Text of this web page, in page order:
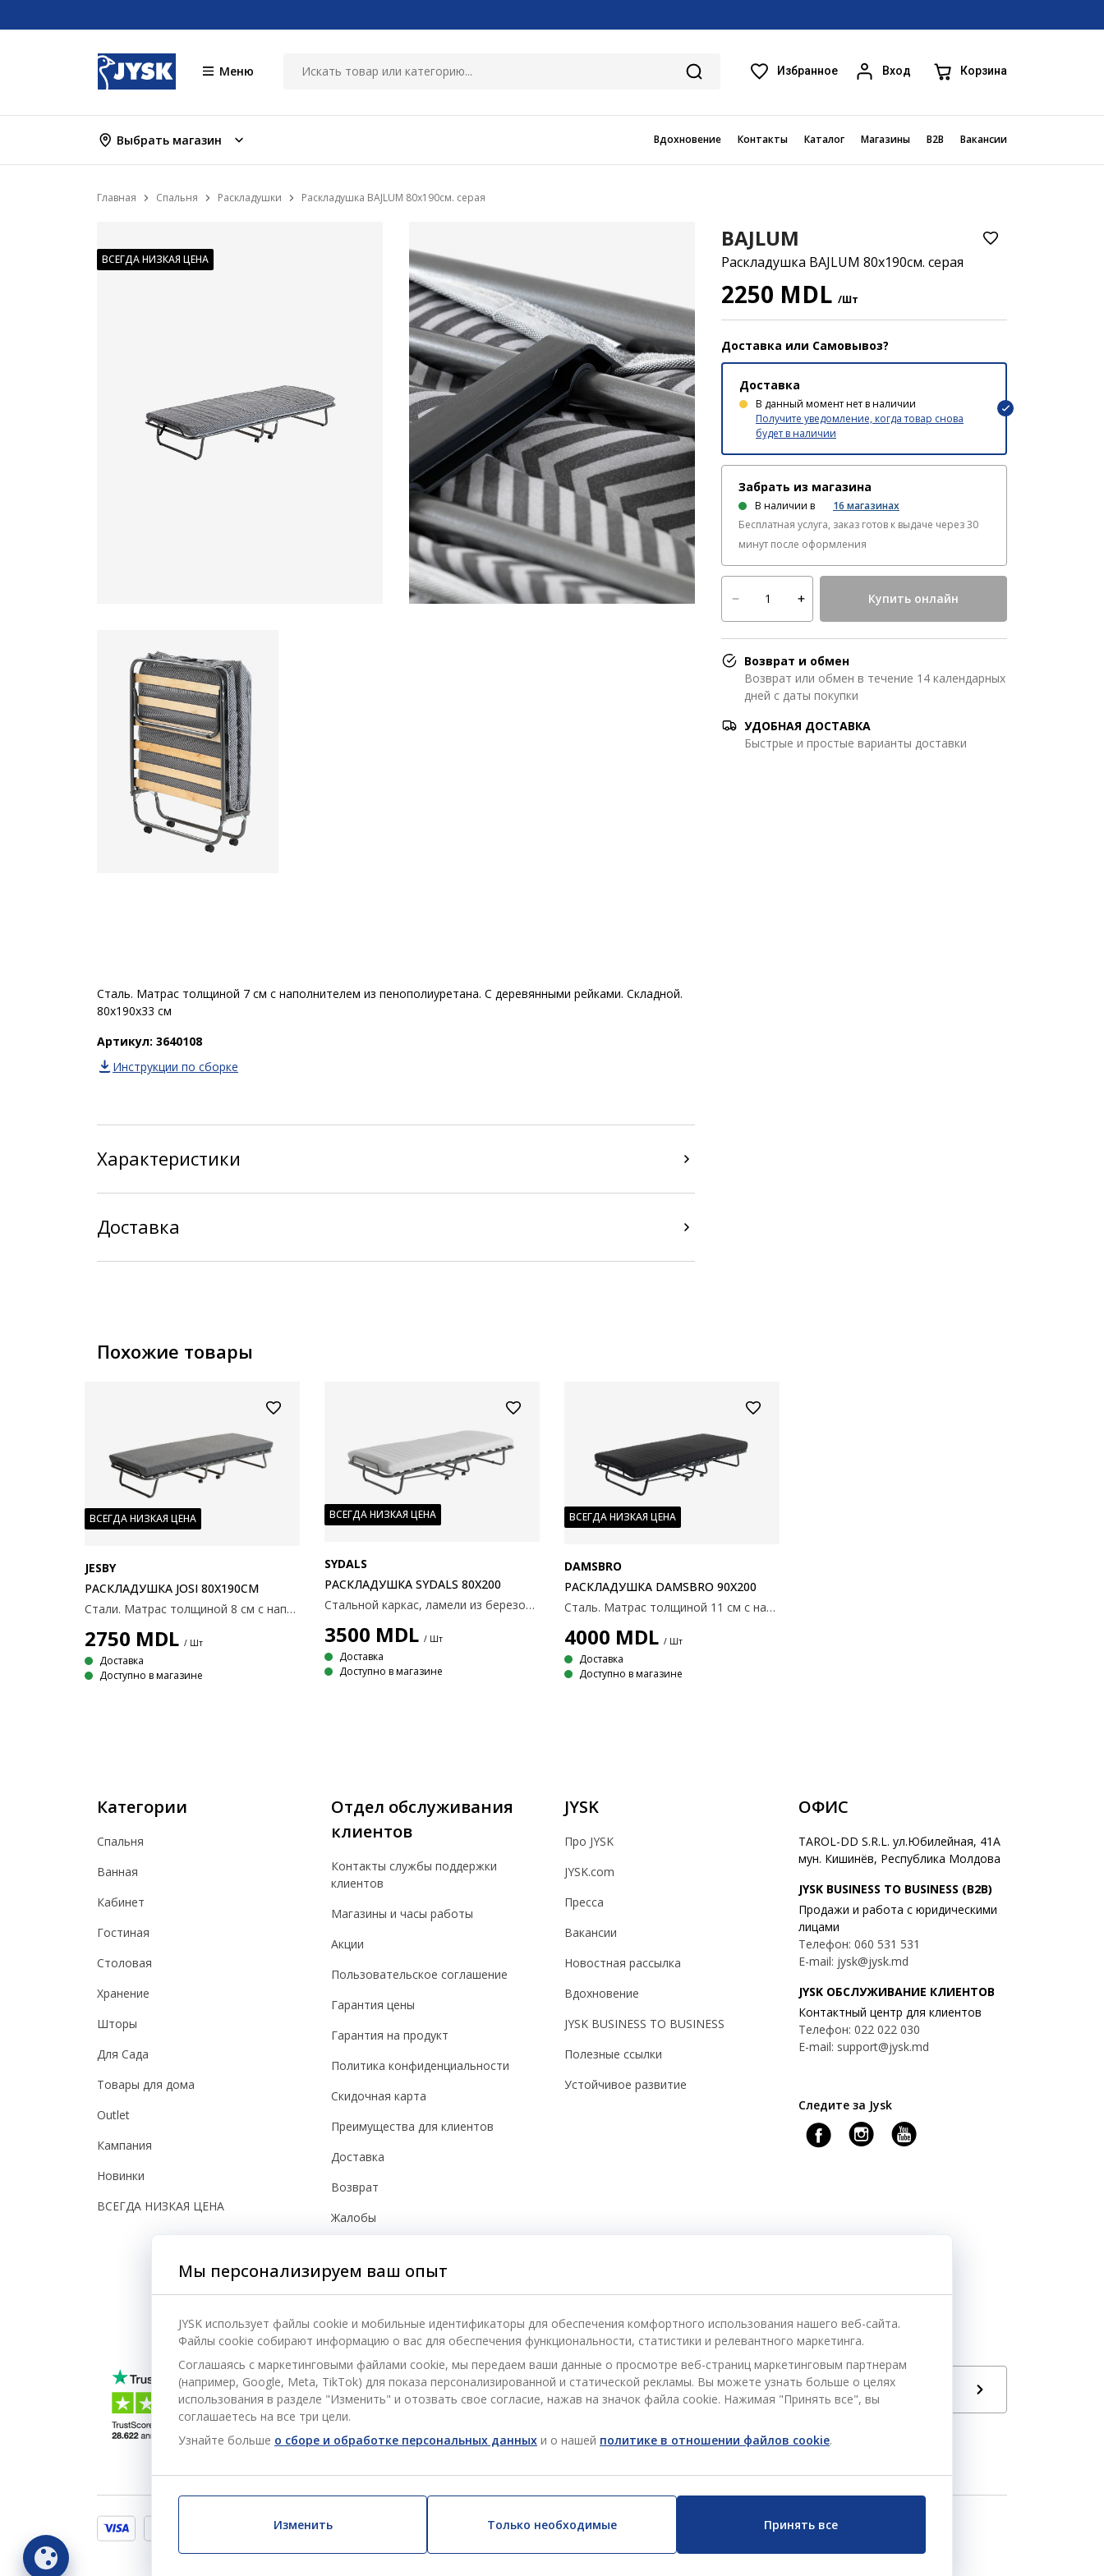
Меню Избранное Вход Корзина
Выбрать магазин Вдохновение Контакты Каталог Магазины B2B Вакансии
Главная Спальня Раскладушки Раскладушка BAJLUM 80x190см. серая
ВСЕГДА НИЗКАЯ ЦЕНА
BAJLUM
Раскладушка BAJLUM 80x190см. серая
2250 MDL /Шт
Доставка или Самовывоз?
Доставка
В данный момент нет в наличии
Получите уведомление, когда товар снова
будет в наличии
Забрать из магазина
В наличии в 16 магазинах
Бесплатная услуга, заказ готов к выдаче через 30
минут после оформления
Купить онлайн
Возврат и обмен
Возврат или обмен в течение 14 календарных
дней с даты покупки
УДОБНАЯ ДОСТАВКА
Быстрые и простые варианты доставки
Сталь. Матрас толщиной 7 см с наполнителем из пенополиуретана. С деревянными рейками. Складной.
80x190x33 см
Артикул: 3640108
Инструкции по сборке
Характеристики
Доставка
Похожие товары
ВСЕГДА НИЗКАЯ ЦЕНА
JESBY
РАСКЛАДУШКА JOSI 80X190СМ
Стали. Матрас толщиной 8 см с наполнителем из пенополиуретана. С деревянным каркасом. Складной. 80x190x39 см
2750 MDL / Шт
Доставка
Доступно в магазине
ВСЕГДА НИЗКАЯ ЦЕНА
SYDALS
РАСКЛАДУШКА SYDALS 80X200
Стальной каркас, ламели из березового шпона. С колесиками. Беспружинный матрас с пенным наполнителем Memory Foam, высота 8 см. 80x200x36 см.
3500 MDL / Шт
Доставка
Доступно в магазине
ВСЕГДА НИЗКАЯ ЦЕНА
DAMSBRO
РАСКЛАДУШКА DAMSBRO 90X200
Сталь. Матрас толщиной 11 см с наполнителем из пены с эффектом памяти и полиуретановой пены, снижающей давление. С деревянными рейками. Складной. 90x200x38см
4000 MDL / Шт
Доставка
Доступно в магазине
Категории
Спальня
Ванная
Кабинет
Гостиная
Столовая
Хранение
Шторы
Для Сада
Товары для дома
Outlet
Кампания
Новинки
ВСЕГДА НИЗКАЯ ЦЕНА
Отдел обслуживания
клиентов
Контакты службы поддержки
клиентов
Магазины и часы работы
Акции
Пользовательское соглашение
Гарантия цены
Гарантия на продукт
Политика конфиденциальности
Скидочная карта
Преимущества для клиентов
Доставка
Возврат
Жалобы
Безопасность
JYSK
Про JYSK
JYSK.com
Пресса
Вакансии
Новостная рассылка
Вдохновение
JYSK BUSINESS TO BUSINESS
Полезные ссылки
Устойчивое развитие
ОФИС
TAROL-DD S.R.L. ул.Юбилейная, 41A
мун. Кишинёв, Республика Молдова
JYSK BUSINESS TO BUSINESS (B2B)
Продажи и работа с юридическими
лицами
Телефон: 060 531 531
E-mail: jysk@jysk.md
JYSK ОБСЛУЖИВАНИЕ КЛИЕНТОВ
Контактный центр для клиентов
Телефон: 022 022 030
E-mail: support@jysk.md
Следите за Jysk
Язык
РУ
Мы персонализируем ваш опыт
JYSK использует файлы cookie и мобильные идентификаторы для обеспечения комфортного использования нашего веб-сайта.
Файлы cookie собирают информацию о вас для обеспечения функциональности, статистики и релевантного маркетинга.
Соглашаясь с маркетинговыми файлами cookie, мы передаем ваши данные о просмотре веб-страниц маркетинговым партнерам
(например, Google, Meta, TikTok) для показа персонализированной и статической рекламы. Вы можете узнать больше о целях
использования в разделе "Изменить" и отозвать свое согласие, нажав на значок файла cookie. Нажимая "Принять все", вы
соглашаетесь на все три цели.
Узнайте больше о сборе и обработке персональных данных и о нашей политике в отношении файлов cookie.
Изменить Только необходимые Принять все